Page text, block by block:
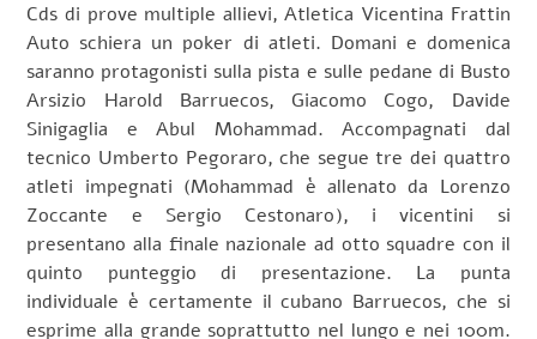
Cds di prove multiple allievi, Atletica Vicentina Frattin
Auto schiera un poker di atleti. Domani e domenica
saranno protagonisti sulla pista e sulle pedane di Busto
Arsizio Harold Barruecos, Giacomo Cogo, Davide
Sinigaglia e Abul Mohammad. Accompagnati dal
tecnico Umberto Pegoraro, che segue tre dei quattro
atleti impegnati (Mohammad è allenato da Lorenzo
Zoccante e Sergio Cestonaro), i vicentini si
presentano alla finale nazionale ad otto squadre con il
quinto punteggio di presentazione. La punta
individuale è certamente il cubano Barruecos, che si
esprime alla grande soprattutto nel lungo e nei 100m.